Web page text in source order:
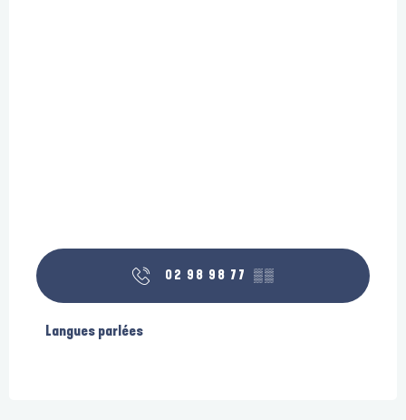
02 98 98 77 ▒▒
Langues parlées
Langues parlées